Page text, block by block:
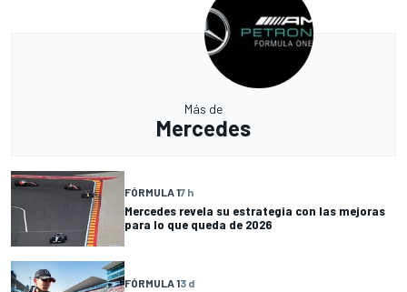
Más de
Mercedes
FÓRMULA 17 h
Mercedes revela su estrategia con las mejoras
para lo que queda de 2026
FÓRMULA 13 d